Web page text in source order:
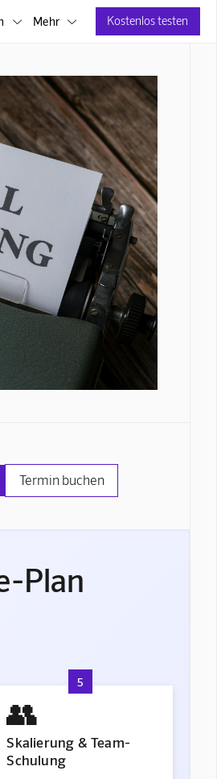
 Mehr  Kostenlos testen
Termin buchen
Plan
5
👥
Skalierung & Team-
Schulung